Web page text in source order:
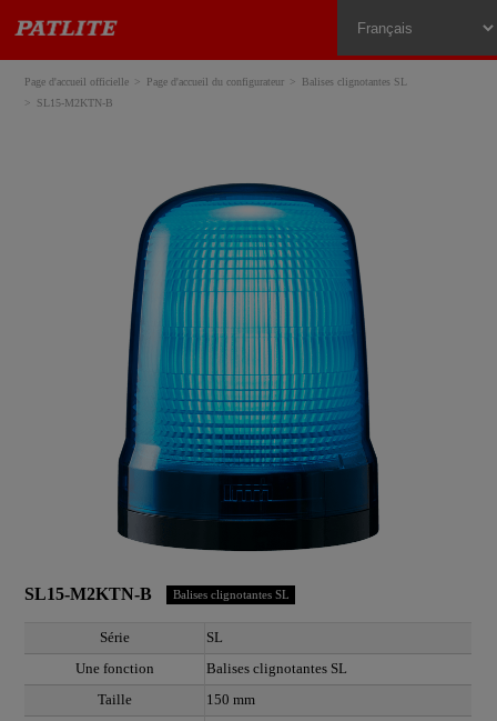
Page d'accueil officielle Page d'accueil du configurateur
Balises clignotantes SL
SL15-M2KTN-B
SL15-M2KTN-B Balises clignotantes SL
Série
SL
Une fonction
Balises clignotantes SL
Taille
150 mm